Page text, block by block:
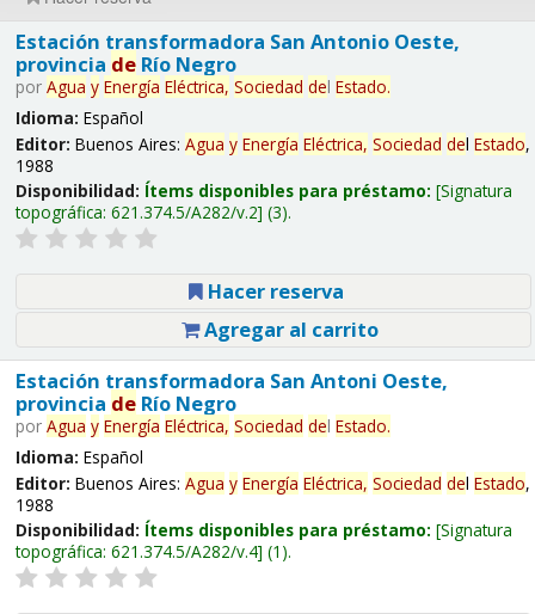
Estación transformadora San Antonio Oeste,
provincia deRío Negro
por Agua y Energía Eléctrica, Sociedad del Estado.
Idioma: Español
Editor: Buenos Aires: Agua y Energía Eléctrica, Sociedad del Estado,
1988
Disponibilidad: Ítems disponibles para préstamo: Signatura
topográfica: 621.374.5/A282/v.2 (3).
Hacer reserva
Agregar al carrito
Estación transformadora San Antoni Oeste,
provincia deRío Negro
por Agua y Energía Eléctrica, Sociedad del Estado.
Idioma: Español
Editor: Buenos Aires: Agua y Energía Eléctrica, Sociedad del Estado,
1988
Disponibilidad: Ítems disponibles para préstamo: Signatura
topográfica: 621.374.5/A282/v.4 (1).